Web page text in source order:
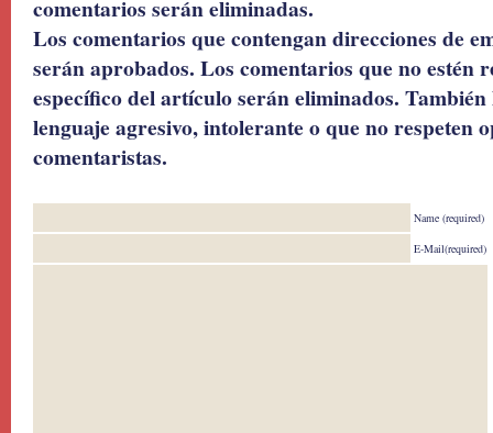
comentarios serán eliminadas.
Los comentarios que contengan direcciones de
serán aprobados. Los comentarios que no estén
específico del artículo serán eliminados.
lenguaje agresivo, intolerante o que no respeten
comentaristas.
Name (required)
E-Mail(required)